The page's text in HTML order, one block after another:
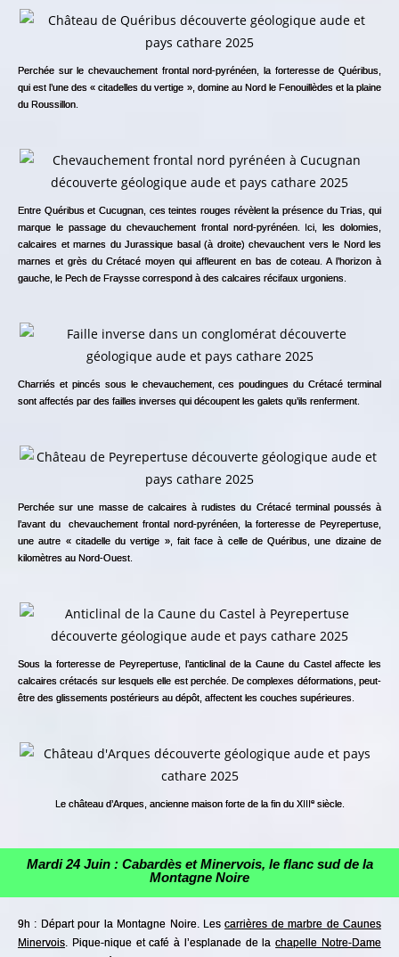
Perchée sur le chevauchement frontal nord-pyrénéen, la forteresse de Quéribus,
qui est l’une des « citadelles du vertige », domine au Nord le Fenouillèdes et la plaine
du Roussillon.
Entre Quéribus et Cucugnan, ces teintes rouges révèlent la présence du Trias, qui
marque le passage du chevauchement frontal nord-pyrénéen. Ici, les dolomies,
calcaires et marnes du Jurassique basal (à droite) chevauchent vers le Nord les
marnes et grès du Crétacé moyen qui affleurent en bas de coteau. A l’horizon à
gauche, le Pech de Fraysse correspond à des calcaires récifaux urgoniens.
Charriés et pincés sous le chevauchement, ces poudingues du Crétacé terminal
sont affectés par des failles inverses qui découpent les galets qu’ils renferment.
Perchée sur une masse de calcaires à rudistes du Crétacé terminal poussés à
l’avant du chevauchement frontal nord-pyrénéen, la forteresse de Peyrepertuse,
une autre « citadelle du vertige », fait face à celle de Quéribus, une dizaine de
kilomètres au Nord-Ouest.
Sous la forteresse de Peyrepertuse, l’anticlinal de la Caune du Castel affecte les
calcaires crétacés sur lesquels elle est perchée. De complexes déformations, peut-
être des glissements postérieurs au dépôt, affectent les couches supérieures.
Le château d’Arques, ancienne maison forte de la fin du XIIIesiècle.
Mardi 24 Juin : Cabardès et Minervois, le flanc sud de la
Montagne Noire
9h : Départ pour la Montagne Noire. Lescarrières de marbre de Caunes
Minervois . Pique-nique et café à l’esplanade de lachapelle Notre-Dame